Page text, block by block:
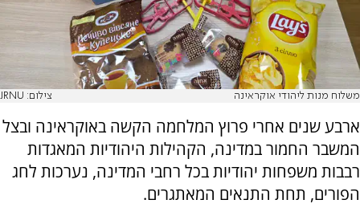
משלוח מנות ליהודי אוקראינה צילום: JRNU
ארבע שנים אחרי פרוץ המלחמה הקשה באוקראינה ובצל
המשבר החמור במדינה, הקהילות היהודיות המאגדות
רבבות משפחות יהודיות בכל רחבי המדינה, נערכות לחג
הפורים, תחת התנאים המאתגרים.